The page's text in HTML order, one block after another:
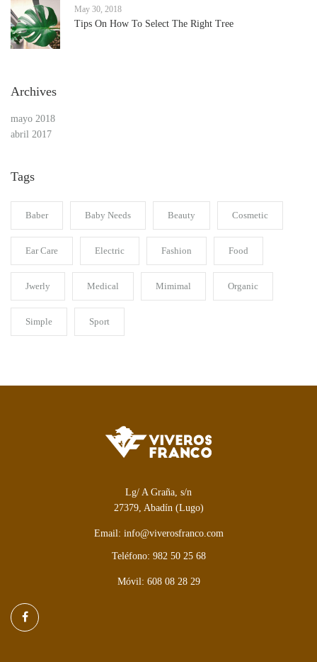
May 30, 2018
Tips On How To Select The Right Tree
Archives
mayo 2018
abril 2017
Tags
Baber Baby Needs Beauty Cosmetic
Ear Care Electric Fashion Food
Jwerly Medical Mimimal Organic
Simple Sport
Lg/ A Graña, s/n
27379, Abadín (Lugo)
Email: info@viverosfranco.com
Teléfono: 982 50 25 68
Móvil: 608 08 28 29